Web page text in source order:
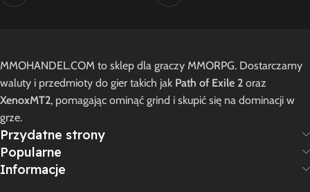
MMOHANDEL.COM to sklep dla graczy MMORPG. Dostarczamy
waluty i przedmioty do gier takich jak Path of Exile 2 oraz
XenoxMT2, pomagając ominąć grind i skupić się na dominacji w
grze.
Przydatne strony
Popularne
Informacje